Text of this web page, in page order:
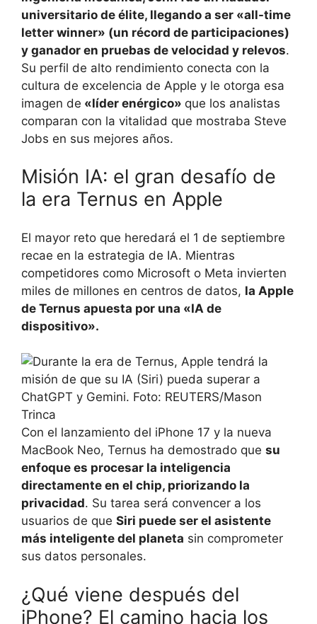
universitario de élite, llegando a ser «all-time
letter winner» (un récord de participaciones)
y ganador en pruebas de velocidad y relevos.
Su perfil de alto rendimiento conecta con la
cultura de excelencia de Apple y le otorga esa
imagen de «líder enérgico» que los analistas
comparan con la vitalidad que mostraba Steve
Jobs en sus mejores años.
Misión IA: el gran desafío de
la era Ternus en Apple
El mayor reto que heredará el 1 de septiembre
recae en la estrategia de IA. Mientras
competidores como Microsoft o Meta invierten
miles de millones en centros de datos, la Apple
de Ternus apuesta por una «IA de
dispositivo».
Con el lanzamiento del iPhone 17 y la nueva
MacBook Neo, Ternus ha demostrado que su
enfoque es procesar la inteligencia
directamente en el chip, priorizando la
privacidad. Su tarea será convencer a los
usuarios de que Siri puede ser el asistente
más inteligente del planeta sin comprometer
sus datos personales.
¿Qué viene después del
iPhone? El camino hacia los